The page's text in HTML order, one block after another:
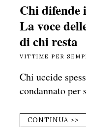
Chi difende
La voce
di chi resta
VITTIME PER
Chi uccide
condannato per
CONTINUA >>